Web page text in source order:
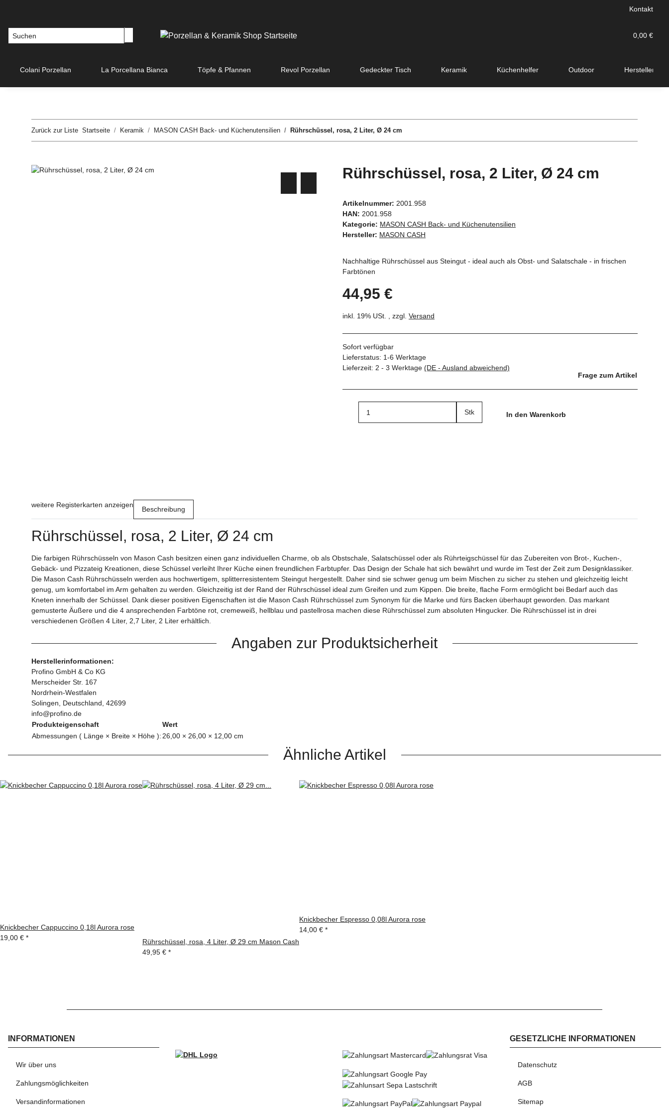
Kontakt
0,00 €
Colani Porzellan La Porcellana Bianca Töpfe & Pfannen Revol Porzellan Gedeckter Tisch Keramik Küchenhelfer Outdoor Hersteller
Zurück zur Liste Startseite Keramik MASON CASH Back- und Küchenutensilien Rührschüssel, rosa, 2 Liter, Ø 24 cm
Rührschüssel, rosa, 2 Liter, Ø 24 cm
Artikelnummer: 2001.958
HAN: 2001.958
Kategorie: MASON CASH Back- und Küchenutensilien
Hersteller: MASON CASH
Nachhaltige Rührschüssel aus Steingut - ideal auch als Obst- und Salatschale - in frischen
Farbtönen
44,95 €
inkl. 19% USt. , zzgl. Versand
Sofort verfügbar
Lieferstatus: 1-6 Werktage
Lieferzeit: 2 - 3 Werktage (DE - Ausland abweichend)
Frage zum Artikel
Stk In den Warenkorb
weitere Registerkarten anzeigen
Beschreibung
Rührschüssel, rosa, 2 Liter, Ø 24 cm
Die farbigen Rührschüsseln von Mason Cash besitzen einen ganz individuellen Charme, ob als Obstschale, Salatschüssel oder als Rührteigschüssel für das Zubereiten von Brot-, Kuchen-,
Gebäck- und Pizzateig Kreationen, diese Schüssel verleiht Ihrer Küche einen freundlichen Farbtupfer. Das Design der Schale hat sich bewährt und wurde im Test der Zeit zum Designklassiker.
Die Mason Cash Rührschüsseln werden aus hochwertigem, splitterresistentem Steingut hergestellt. Daher sind sie schwer genug um beim Mischen zu sicher zu stehen und gleichzeitig leicht
genug, um komfortabel im Arm gehalten zu werden. Gleichzeitig ist der Rand der Rührschüssel ideal zum Greifen und zum Kippen. Die breite, flache Form ermöglicht bei Bedarf auch das
Kneten innerhalb der Schüssel. Dank dieser positiven Eigenschaften ist die Mason Cash Rührschüssel zum Synonym für die Marke und fürs Backen überhaupt geworden. Das markant
gemusterte Äußere und die 4 ansprechenden Farbtöne rot, cremeweiß, hellblau und pastellrosa machen diese Rührschüssel zum absoluten Hingucker. Die Rührschüssel ist in drei
verschiedenen Größen 4 Liter, 2,7 Liter, 2 Liter erhältlich.
Angaben zur Produktsicherheit
Herstellerinformationen:
Profino GmbH & Co KG
Merscheider Str. 167
Nordrhein-Westfalen
Solingen, Deutschland, 42699
info@profino.de
Produkteigenschaft
Wert
Abmessungen ( Länge × Breite × Höhe ):26,00 × 26,00 × 12,00 cm
Ähnliche Artikel
Knickbecher Cappuccino 0,18l Aurora rose
19,00 € *
Rührschüssel, rosa, 4 Liter, Ø 29 cm Mason Cash
49,95 € *
Knickbecher Espresso 0,08l Aurora rose
14,00 € *
INFORMATIONEN
Wir über uns
Zahlungsmöglichkeiten
Versandinformationen
GESETZLICHE INFORMATIONEN
Datenschutz
AGB
Sitemap